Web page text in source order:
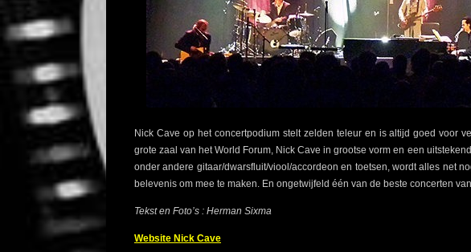
Nick Cave op het concertpodium stelt zelden teleur en is altijd goed voor
grote zaal van het World Forum, Nick Cave in grootse vorm en een
onder andere gitaar/dwarsfluit/viool/accordeon en toetsen, wordt alles net
belevenis om mee te maken. En ongetwijfeld één van de beste concerten
Tekst en Foto’s : Herman Sixma
Website Nick Cave